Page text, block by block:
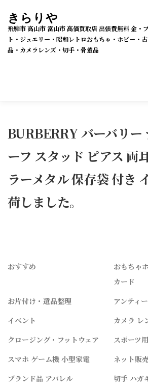
ン
ス
ッ
きらりや
飛騨市 高山市 富山市 高価買取店 出張費無料 金・
ト・ジュエリー・昭和レトロおもちゃ・ホビー・
品・カメラレンズ・切手・骨董品
メルカリSHOPS 公式ラクマ店
買取の流れ
BURBERRY バーバリー
ーフ スタッド ピアス 両
ラーメタル 保存袋 付き
荷しました。
おすすめ
おもちゃ
カード
お片付け・遺品整理
アンティ
イベント
カメラ レ
クロージング・フットウェア
スポーツ
スマホ ゲーム機 小型家電
ネット販
ブランド品 アパレル
切手 ハガ